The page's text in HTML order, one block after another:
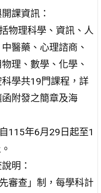
課資訊：
物理科學、資訊、人
醫藥、心理諮商、
理、數學、化學、
學共19門課程，詳
附發之簡章及海
115年6月29日起至1
明：
審查」制，每學科計